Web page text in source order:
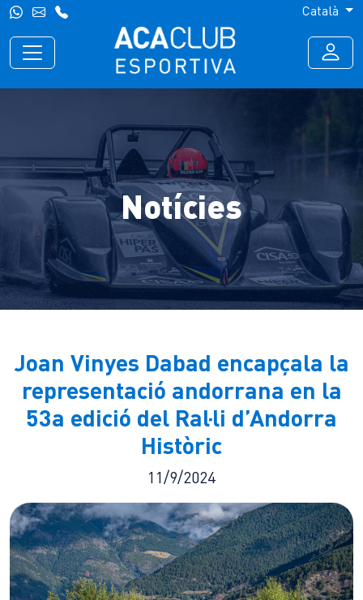
Català
Notícies
Joan Vinyes Dabad encapçala la
representació andorrana en la
53a edició del Ral·li d’Andorra
Històric
11/9/2024